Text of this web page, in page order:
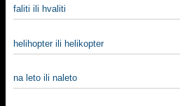
faliti ili hvaliti
helihopter ili helikopter
na leto ili naleto